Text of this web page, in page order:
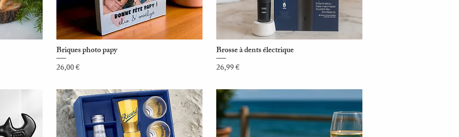
Aperçu rapide
Briques photo papy
Prix
26,00 €
Aperçu rapide
Brosse à dents électrique
Prix
26,99 €